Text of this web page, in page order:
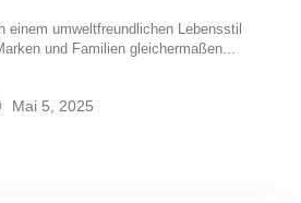
einem umweltfreundlichen Lebensstil
und Familien gleichermaßen...
Mai 5, 2025